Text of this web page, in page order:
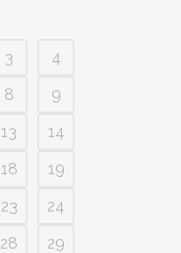
3
4
8
9
13
14
18
19
23
24
28
29